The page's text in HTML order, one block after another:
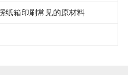
纸箱印刷常见的原材料